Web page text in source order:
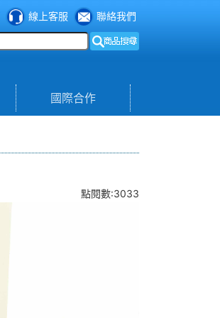
線上客服 聯絡我們
國際合作
點閱數:3033